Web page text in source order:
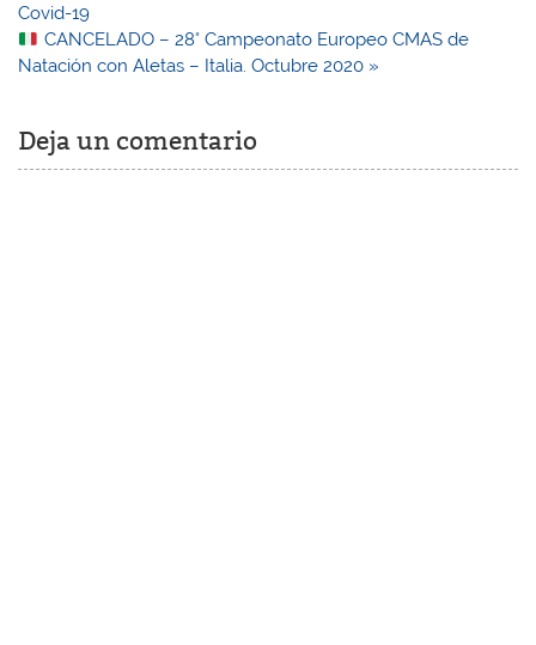
entradas
Covid-19
CANCELADO – 28° Campeonato Europeo CMAS de
Natación con Aletas – Italia. Octubre 2020 »
Deja un comentario